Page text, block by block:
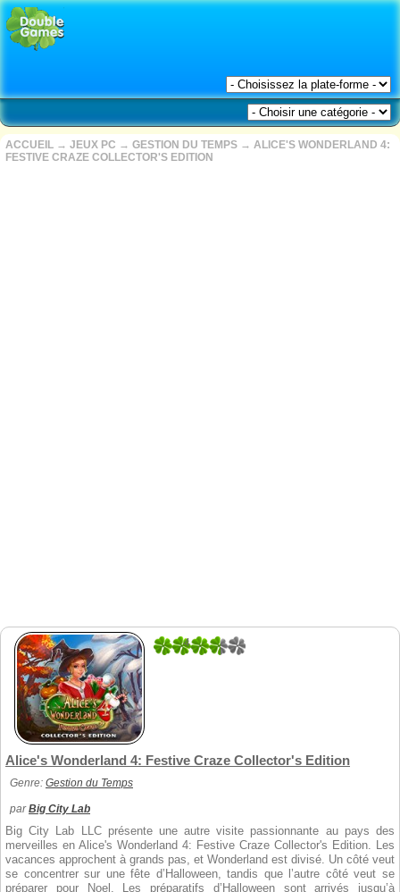
ACCUEIL → JEUX PC → GESTION DU TEMPS → ALICE'S WONDERLAND 4:
FESTIVE CRAZE COLLECTOR'S EDITION
4
Alice's Wonderland 4: Festive Craze Collector's Edition
Genre: Gestion du Temps
parBig City Lab
Big City Lab LLC présente une autre visite passionnante au pays des
merveilles en Alice's Wonderland 4: Festive Craze Collector's Edition. Les
vacances approchent à grands pas, et Wonderland est divisé. Un côté veut
se concentrer sur une fête d’Halloween, tandis que l’autre côté veut se
préparer pour Noel. Les préparatifs d’Halloween sont arrivés jusqu’à